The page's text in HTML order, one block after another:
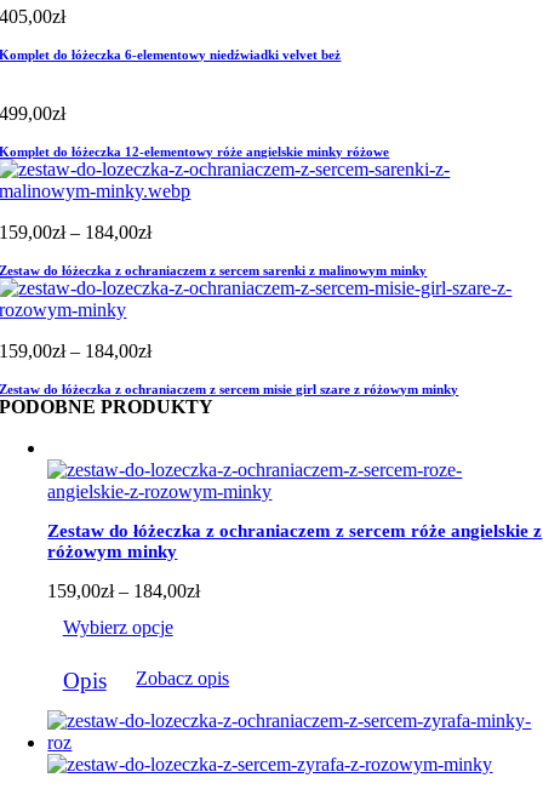
405,00zł
Komplet do łóżeczka 6-elementowy niedźwiadki velvet beż
499,00zł
Komplet do łóżeczka 12-elementowy róże angielskie minky różowe
159,00zł – 184,00złZakres
od
159,00zł
Zestaw do łóżeczka z ochraniaczem z sercem sarenki z malinowym minky
159,00zł – 184,00złZakres
od
159,00zł
184,00zł
Zestaw do łóżeczka z ochraniaczem z sercem misie girl szare z różowym minky
PODOBNE PRODUKTY
Zestaw do łóżeczka z ochraniaczem z sercem róże angielskie z
różowym minky
159,00zł – 184,00złZakres
do
Wybierz opcje
produkt
ma
wiele
wariantów.
Opcje
Opis Zobacz opis